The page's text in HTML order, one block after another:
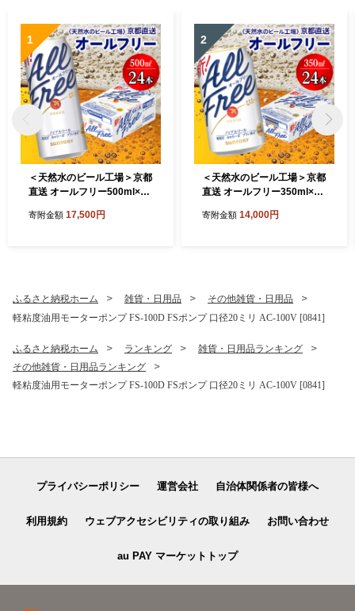
1
＜天然水のビール工場＞京都
直送 オールフリー500ml×24
寄附金額 17,500円
2
＜天然水のビール工場＞京都
直送 オールフリー350ml×24
寄附金額 14,000円
ふるさと納税ホーム 雑貨・日用品
その他雑貨・日用品
軽粘度油用モーターポンプ FS-100D FSポンプ 口径20ミリ AC-100V [0841]
ふるさと納税ホーム ランキング
雑貨・日用品ランキング
その他雑貨・日用品ランキング
軽粘度油用モーターポンプ FS-100D FSポンプ 口径20ミリ AC-100V [0841]
プライバシーポリシー 運営会社 自治体関係者の皆様へ
利用規約 ウェブアクセシビリティの取り組み お問い合わせ
au PAY マーケットトップ